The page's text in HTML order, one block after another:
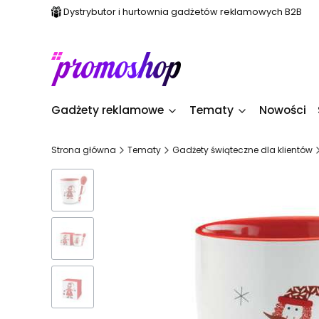
Dystrybutor i hurtownia gadżetów reklamowych B2B
Gadżety reklamowe Tematy Nowości
Strona główna Tematy Gadżety świąteczne dla klientów